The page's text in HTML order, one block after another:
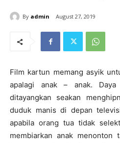
By admin August 27, 2019
Film kartun memang asyik
apalagi anak – anak.
ditayangkan seakan
duduk manis di depan
apabila orang tua tidak
membiarkan anak menonton